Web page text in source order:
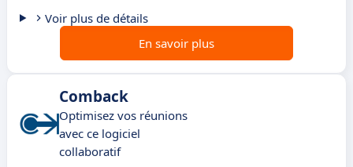
Voir plus de détails
En savoir plus
Comback
Optimisez vos réunions
avec ce logiciel
collaboratif